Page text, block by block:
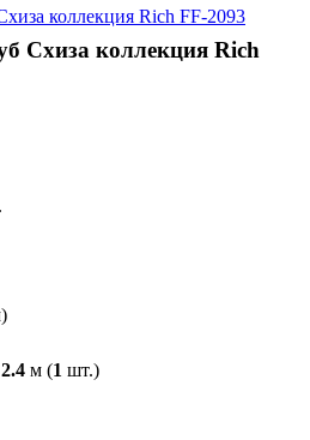
Схиза коллекция Rich
2.4 м (1 шт.)